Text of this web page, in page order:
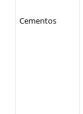
Cementos